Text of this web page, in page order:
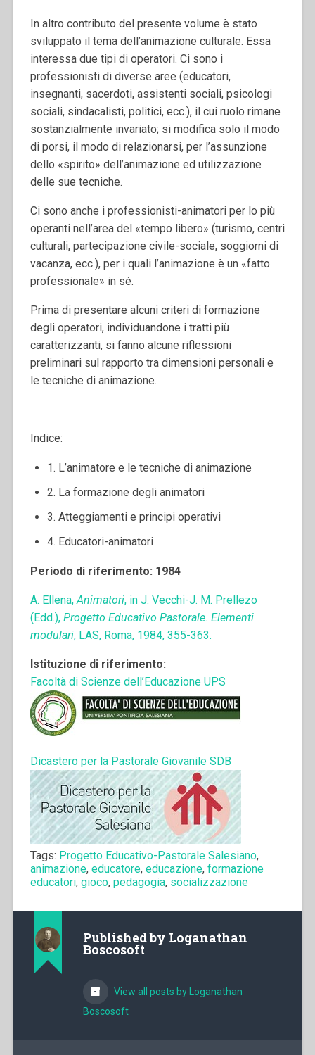
In altro contributo del presente volume è stato
sviluppato il tema dell’animazione culturale. Essa
interessa due tipi di operatori. Ci sono i
professionisti di diverse aree (educatori,
insegnanti, sacerdoti, assistenti sociali, psicologi
sociali, sindacalisti, politici, ecc.), il cui ruolo rimane
sostanzialmente invariato; si modifica solo il modo
di porsi, il modo di relazionarsi, per l’assunzione
dello «spirito» dell’animazione ed utilizzazione
delle sue tecniche.
Ci sono anche i professionisti-animatori per lo più
operanti nell’area del «tempo libero» (turismo, centri
culturali, partecipazione civile-sociale, soggiorni di
vacanza, ecc.), per i quali l’animazione è un «fatto
professionale» in sé.
Prima di presentare alcuni criteri di formazione
degli operatori, individuandone i tratti più
caratterizzanti, si fanno alcune riflessioni
preliminari sul rapporto tra dimensioni personali e
le tecniche di animazione.
Indice:
1. L’animatore e le tecniche di animazione
2. La formazione degli animatori
3. Atteggiamenti e principi operativi
4. Educatori-animatori
Periodo di riferimento: 1984
A. Ellena, Animatori, in J. Vecchi-J. M. Prellezo
(Edd.), Progetto Educativo Pastorale. Elementi
modulari, LAS, Roma, 1984, 355-363.
Istituzione di riferimento:
Facoltà di Scienze dell’Educazione UPS
Dicastero per la Pastorale Giovanile SDB
Tags: Progetto Educativo-Pastorale Salesiano,
animazione, educatore, educazione, formazione
educatori, gioco, pedagogia, socializzazione
Published by Loganathan
Boscosoft
View all posts by Loganathan
Boscosoft